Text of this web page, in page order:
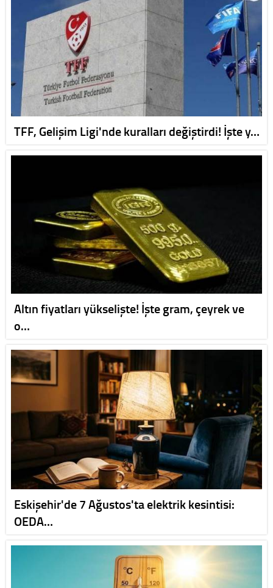
TFF, Gelişim Ligi'nde kuralları değiştirdi! İşte y…
Altın fiyatları yükselişte! İşte gram, çeyrek ve
o…
Eskişehir'de 7 Ağustos'ta elektrik kesintisi:
OEDA…